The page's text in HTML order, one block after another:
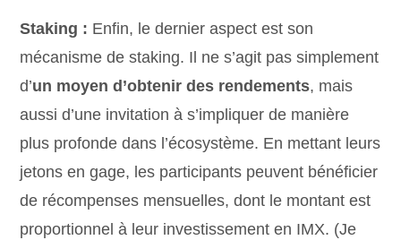
Staking : Enfin, le dernier aspect est son
mécanisme de staking. Il ne s’agit pas simplement
d’un moyen d’obtenir des rendements, mais
aussi d’une invitation à s’impliquer de manière
plus profonde dans l’écosystème. En mettant leurs
jetons en gage, les participants peuvent bénéficier
de récompenses mensuelles, dont le montant est
proportionnel à leur investissement en IMX. (Je